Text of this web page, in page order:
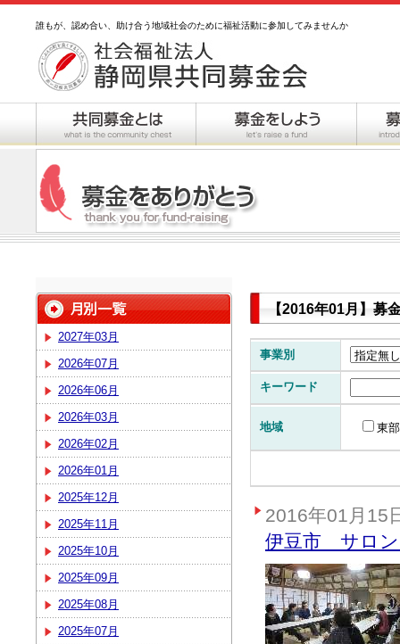
誰もが、認め合い、助け合う地域社会のために福祉活動に参加してみませんか
2027年03月
2026年07月
2026年06月
2026年03月
2026年02月
2026年01月
2025年12月
2025年11月
2025年10月
2025年09月
2025年08月
2025年07月
【2016年01月】募
事業別
キーワード
地域 東部
2016年01月15
伊豆市 サロン